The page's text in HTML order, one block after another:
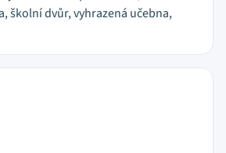
školní dvůr, vyhrazená učebna,